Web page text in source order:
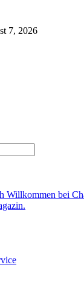
7, 2026
– global.
Willkommen bei